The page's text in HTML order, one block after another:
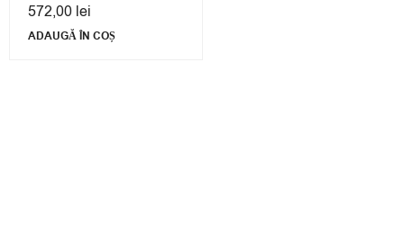
572,00 lei
ADAUGĂ ÎN COȘ